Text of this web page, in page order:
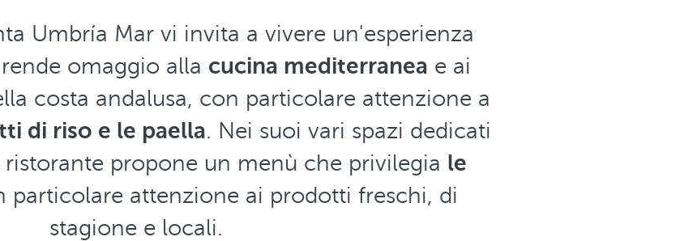
Umbría Mar vi invita a vivere un'esperienza
omaggio alla cucina mediterranea e ai
costa andalusa, con particolare attenzione a
di riso e le paella. Nei suoi vari spazi dedicati
propone un menù che privilegia le
particolare attenzione ai prodotti freschi, di
stagione e locali.